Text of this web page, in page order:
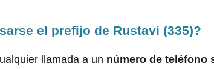
el prefijo de Rustavi (335)?
llamada a un número de teléfono